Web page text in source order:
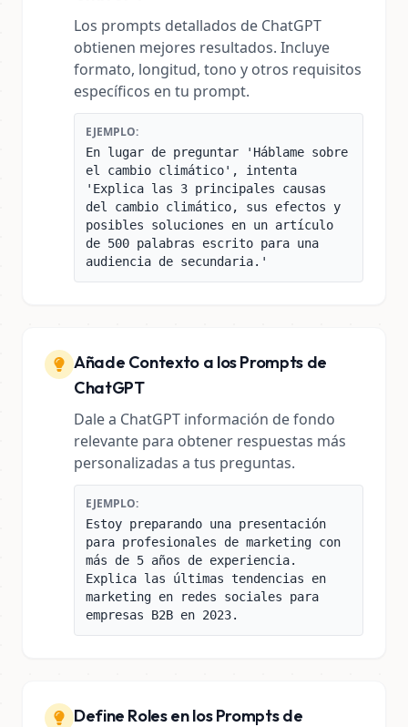
Los prompts detallados de ChatGPT
obtienen mejores resultados. Incluye
formato, longitud, tono y otros requisitos
específicos en tu prompt.
EJEMPLO:
En lugar de preguntar 'Háblame sobre
el cambio climático', intenta
'Explica las 3 principales causas
del cambio climático, sus efectos y
posibles soluciones en un artículo
de 500 palabras escrito para una
audiencia de secundaria.'
Añade Contexto a los Prompts de
ChatGPT
Dale a ChatGPT información de fondo
relevante para obtener respuestas más
personalizadas a tus preguntas.
EJEMPLO:
Estoy preparando una presentación
para profesionales de marketing con
más de 5 años de experiencia.
Explica las últimas tendencias en
marketing en redes sociales para
empresas B2B en 2023.
Define Roles en los Prompts de